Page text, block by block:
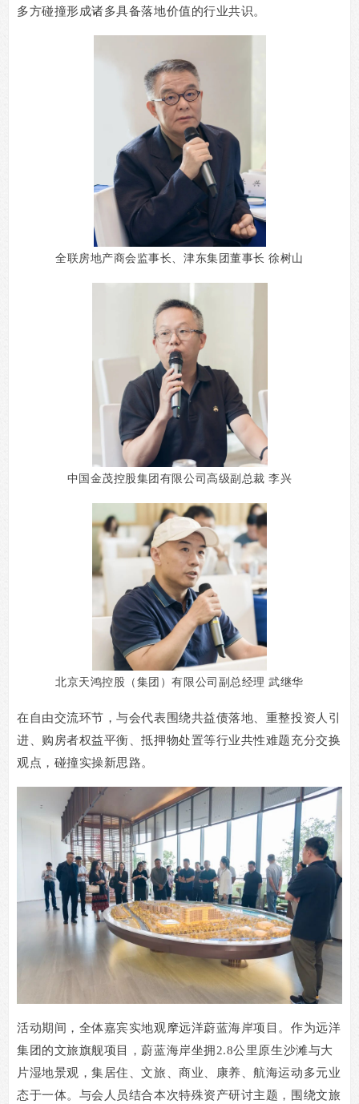
多方碰撞形成诸多具备落地价值的行业共识。
全联房地产商会监事长、津东集团董事长徐树山
中国金茂控股集团有限公司高级副总裁李 兴
北京天鸿控股（集团）有限公司副总经理武继华
在自由交流环节，与会代表围绕共益债落地、重整投资人引
进、购房者权益平衡、抵押物处置等行业共性难题充分交换
观点，碰撞实操新思路。
活动期间，全体嘉宾实地观摩远洋蔚蓝海岸项目。作为远洋
集团的文旅旗舰项目，蔚蓝海岸坐拥 2.8公里原生沙滩与大
片湿地景观，集居住、文旅、商业、康养、航海运动多元业
态于一体。与会人员结合本次特殊资产研讨主题，围绕文旅